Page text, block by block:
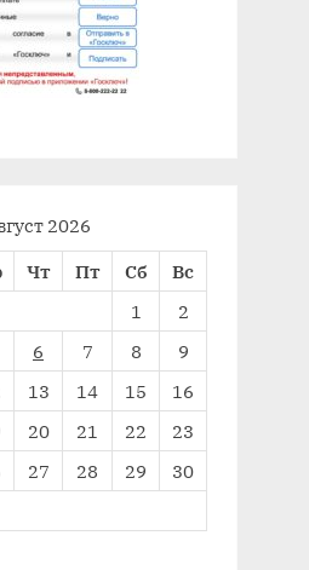
2026
Чт Пт Сб
Вс
1
2
6 7 8
9
13 14 15
16
20 21 22
23
27 28 29
30